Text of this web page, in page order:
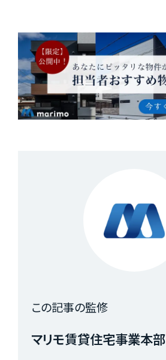
この記事の監修
マリモ賃貸住宅事業本部